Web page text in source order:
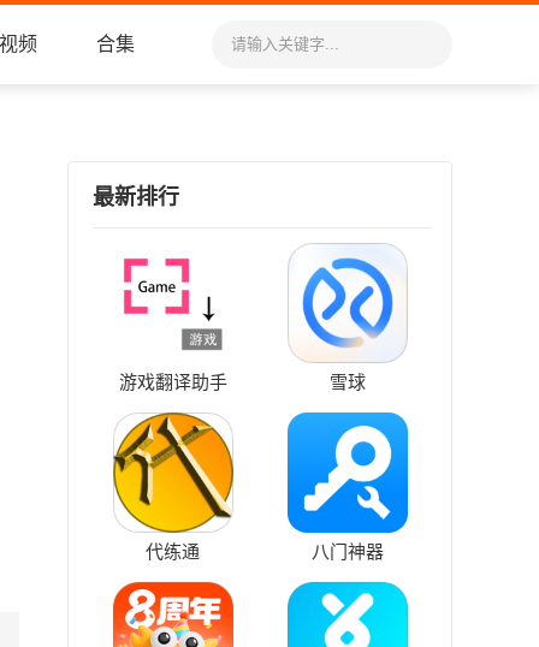
视频 合集
最新排行
游戏翻译助手 雪球
代练通 八门神器